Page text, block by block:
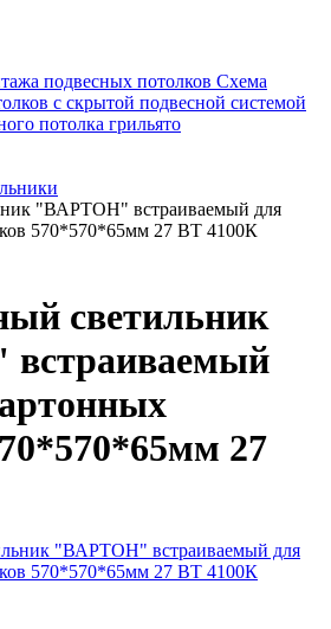
подвесных потолков Схема
с скрытой подвесной системой
потолка грильято
"ВАРТОН" встраиваемый для
570*570*65мм 27 ВТ 4100К
светильник
27